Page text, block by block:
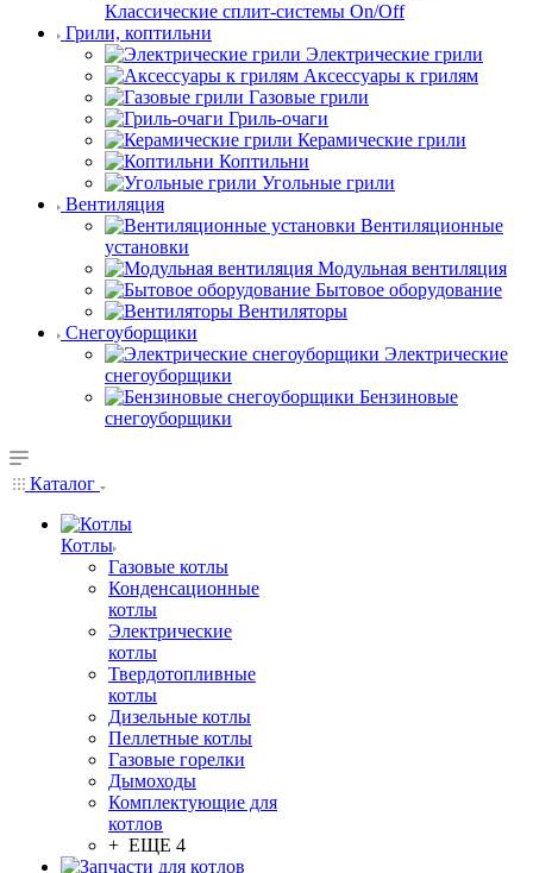
Классические сплит-системы On/Off
Грили, коптильни
Электрические грили
Аксессуары к грилям
Газовые грили
Гриль-очаги
Керамические грили
Коптильни
Угольные грили
Вентиляция
Вентиляционные
установки
Модульная вентиляция
Бытовое оборудование
Вентиляторы
Снегоуборщики
Электрические
снегоуборщики
Бензиновые
снегоуборщики
Каталог
Котлы
Газовые котлы
Конденсационные
котлы
Электрические
котлы
Твердотопливные
котлы
Дизельные котлы
Пеллетные котлы
Газовые горелки
Дымоходы
Комплектующие для
котлов
+ ЕЩЕ 4